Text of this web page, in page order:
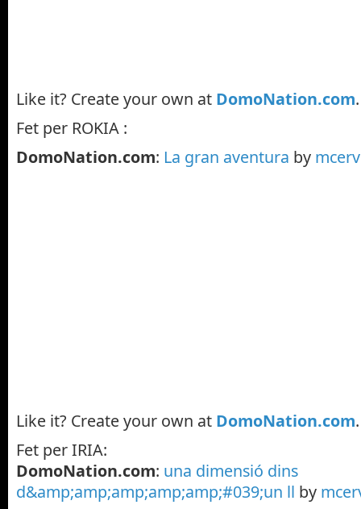
Like it? Create your own at DomoNation.com
Fet per ROKIA :
DomoNation.com: La gran aventura by
Like it? Create your own at DomoNation.com
Fet per IRIA:
DomoNation.com: una dimensió dins
d&amp;amp;amp;amp;amp;#039;un ll by